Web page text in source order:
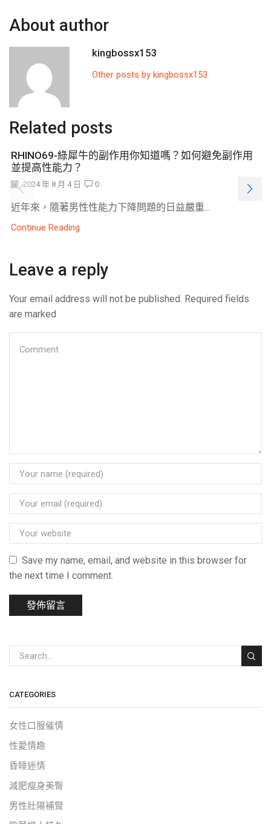
About author
kingbossx153
Other posts by kingbossx153
Related posts
RHINO69-綠犀牛的副作用你知道嗎？如何避免副作用
並提高性能力？
2024 年 8 月 4 日 0
近年來，隨著男性性能力下降問題的日益嚴重...
Continue Reading
Leave a reply
Your email address will not be published. Required fields
are marked
Save my name, email, and website in this browser for
the next time I comment.
CATEGORIES
女性口服催情
性愛情趣
昏睡迷情
減肥瘦身美臀
男性壯陽補腎